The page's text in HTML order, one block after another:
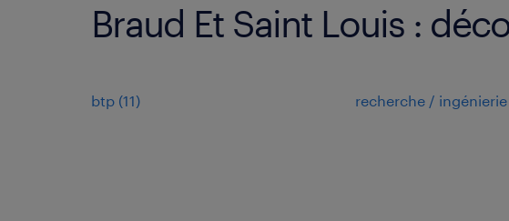
Braud Et Saint Louis :
btp (11) recherche / ingénierie